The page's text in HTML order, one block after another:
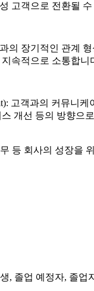
고객으로 전환될
의 장기적인 관계
속적으로 소통합니
: 고객과의 커뮤니케
개선 등의 방향으
등 회사의 성장을
, 졸업 예정자, 졸업